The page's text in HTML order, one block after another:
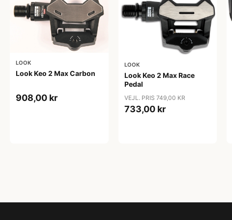
LOOK
Look Keo 2 Max Carbon
908,00 kr
LOOK
Look Keo 2 Max Race
Pedal
VEJL. PRIS 749,00 KR
733,00 kr